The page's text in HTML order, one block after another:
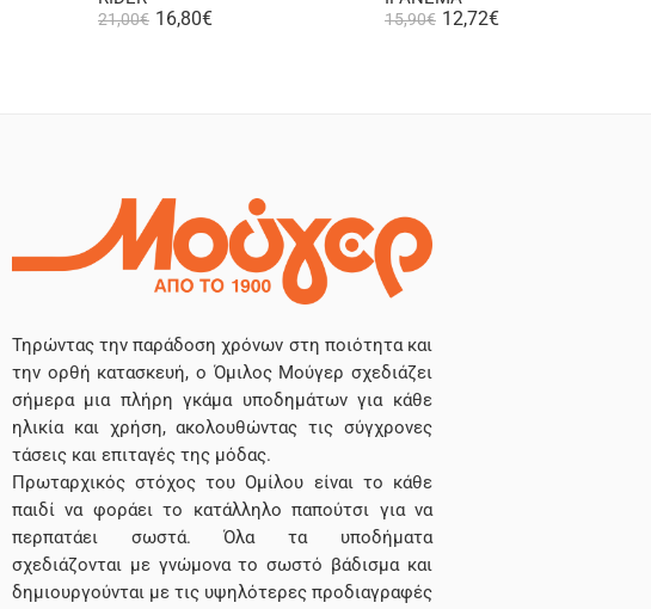
21,00€ 16,80€
15,90€ 12,72€
Τηρώντας την παράδοση χρόνων στη ποιότητα και
την ορθή κατασκευή, ο Όμιλος Μούγερ σχεδιάζει
σήμερα μια πλήρη γκάμα υποδημάτων για κάθε
ηλικία και χρήση, ακολουθώντας τις σύγχρονες
τάσεις και επιταγές της μόδας.
Πρωταρχικός στόχος του Ομίλου είναι το κάθε
παιδί να φοράει το κατάλληλο παπούτσι για να
περπατάει σωστά. Όλα τα υποδήματα
σχεδιάζονται με γνώμονα το σωστό βάδισμα και
δημιουργούνται με τις υψηλότερες προδιαγραφές